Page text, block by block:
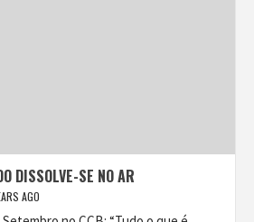
DISSOLVE-SE NO AR
AGO